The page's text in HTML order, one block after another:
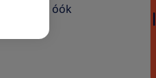
zijn. En óók